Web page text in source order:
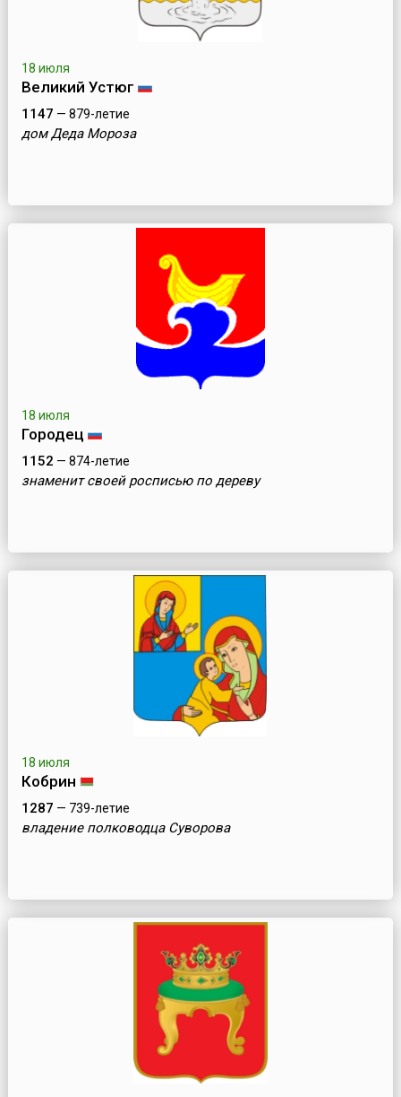
18 июля
Великий Устюг
1147 — 879-летие
дом Деда Мороза
18 июля
Городeц
1152 — 874-летие
знаменит своей росписью по дереву
18 июля
Кобрин
1287 — 739-летие
владение полководца Суворова